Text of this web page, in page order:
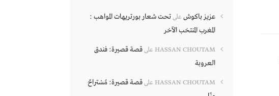
عزيز باكوش علىتحت شعار بورتريهات المواهب :
المغرب المنتخب الآخر
HASSAN CHOUTAM علىقصة قصيرة: فندق
العروبة
HASSAN CHOUTAM علىقصة قصيرة: مُسْتراحٌ